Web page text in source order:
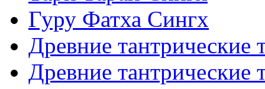
Гуру Фатха Сингх
Древние тантрические
Древние тантрические